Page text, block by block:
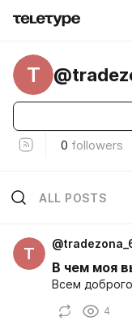
T
0 followers
ALL POSTS
T
В чем моя
Всем
4